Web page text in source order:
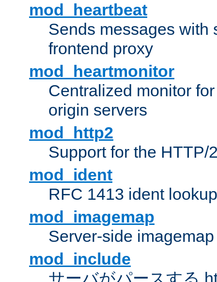
mod_heartbeat
Sends messages with
frontend proxy
mod_heartmonitor
Centralized monitor
origin servers
mod_http2
Support for the HTTP/
mod_ident
RFC 1413 ident
mod_imagemap
Server-side
mod_include
サーバがパースする